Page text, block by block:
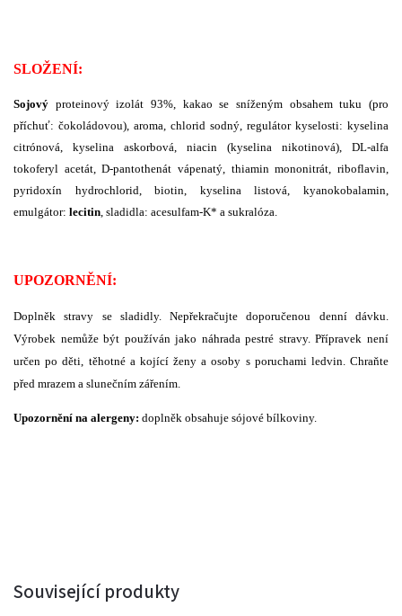
SLOŽENÍ:
Sojový proteinový izolát 93%, kakao se sníženým obsahem tuku (pro
příchuť: čokoládovou), aroma, chlorid sodný, regulátor kyselosti: kyselina
citrónová, kyselina askorbová, niacin (kyselina nikotinová), DL-alfa
tokoferyl acetát, D-pantothenát vápenatý, thiamin mononitrát, riboflavin,
pyridoxín hydrochlorid, biotin, kyselina listová, kyanokobalamin,
emulgátor: lecitin , sladidla: acesulfam-K* a sukralóza.
UPOZORNĚNÍ:
Doplněk stravy se sladidly. Nepřekračujte doporučenou denní dávku.
Výrobek nemůže být používán jako náhrada pestré stravy. Přípravek není
určen po děti, těhotné a kojící ženy a osoby s poruchami ledvin. Chraňte
před mrazem a slunečním zářením.
Upozornění na alergeny: doplněk obsahuje sójové bílkoviny.
Související produkty